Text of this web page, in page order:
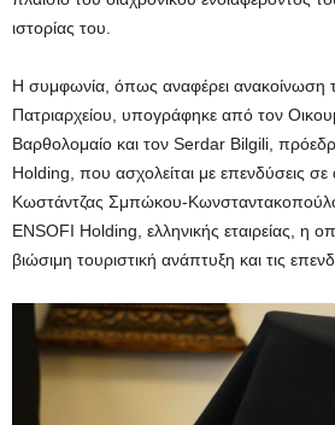
ιστορίας του.
Η συμφωνία, όπως αναφέρει ανακοίνωση
Πατριαρχείου, υπογράφηκε από τον
Βαρθολομαίο και τον Serdar Bilgili,
Holding, που ασχολείται με επενδύσεις
Κωστάντζας Σμπώκου-
ENSOFI Holding, ελληνικής εταιρείας, η
βιώσιμη τουριστική ανάπτυξη και τις